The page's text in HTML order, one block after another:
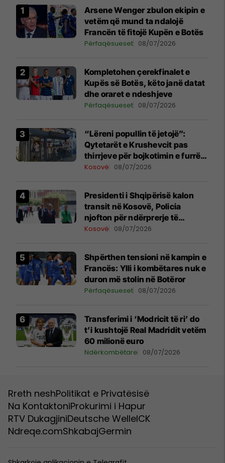
Arsene Wenger zbulon ekipin e
vetëm që mund ta ndalojë
Francën të fitojë Kupën e Botës
Përfaqësueset 08/07/2026
Kompletohen çerekfinalet e
Kupës së Botës, këto janë datat
dhe oraret e ndeshjeve
Përfaqësueset 08/07/2026
“Lëreni popullin të jetojë”:
Qytetarët e Krushevcit pas
thirrjeve për bojkotimin e furrës
së një shqiptari
Kosovë 08/07/2026
Presidenti i Shqipërisë kalon
transit në Kosovë, Policia
njofton për ndërprerje të
përkohshme të trafikut
Kosovë 08/07/2026
Shpërthen tensioni në kampin e
Francës: Ylli i kombëtares nuk e
duron më stolin në Botëror
Përfaqësueset 08/07/2026
Transferimi i ‘Modricit të ri’ do
t’i kushtojë Real Madridit vetëm
60 milionë euro
Ndërkombëtare 08/07/2026
Rreth neshPolitikat e Privatësisë
Na KontaktoniProkurimi i Hapur
RTV DukagjiniDeutsche WelleICK
Ndreqe.comShkabajGermin